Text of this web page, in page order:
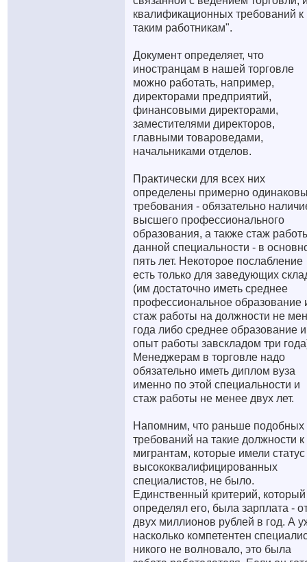
квалификационных требований к
таким работникам".
Документ определяет, что
иностранцам в нашей торговле
можно работать, например,
директорами предприятий,
финансовыми директорами,
заместителями директоров,
главными товароведами,
начальниками отделов.
Практически для всех них
определены примерно
требования - обязательно
высшего профессионального
образования, а также стаж
данной специальности - в
пять лет. Некоторое послабление
есть только для заведующих
(им достаточно иметь среднее
профессиональное образование
стаж работы на должности не
года либо среднее образование и
опыт работы завскладом три
Менеджерам в торговле надо
обязательно иметь диплом вуза
именно по этой специальности и
стаж работы не менее двух лет.
Напомним, что раньше подобных
требований на такие должности к
мигрантам, которые имели статус
высококвалифицированных
специалистов, не было.
Единственный критерий, который
определял его, была зарплата -
двух миллионов рублей в год. А
насколько компетентен
никого не волновало, это была